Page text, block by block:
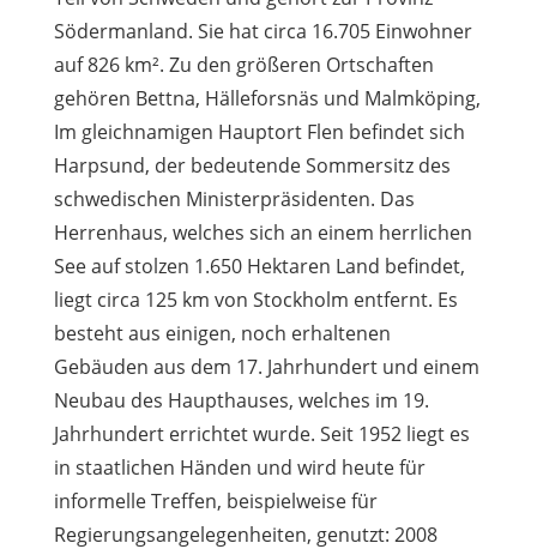
Södermanland. Sie hat circa 16.705 Einwohner
auf 826 km². Zu den größeren Ortschaften
gehören Bettna, Hälleforsnäs und Malmköping,
Im gleichnamigen Hauptort Flen befindet sich
Harpsund, der bedeutende Sommersitz des
schwedischen Ministerpräsidenten. Das
Herrenhaus, welches sich an einem herrlichen
See auf stolzen 1.650 Hektaren Land befindet,
liegt circa 125 km von Stockholm entfernt. Es
besteht aus einigen, noch erhaltenen
Gebäuden aus dem 17. Jahrhundert und einem
Neubau des Haupthauses, welches im 19.
Jahrhundert errichtet wurde. Seit 1952 liegt es
in staatlichen Händen und wird heute für
informelle Treffen, beispielweise für
Regierungsangelegenheiten, genutzt: 2008